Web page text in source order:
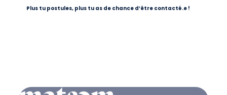
Plus tu postules, plus tu as de chance d’être contacté.e !